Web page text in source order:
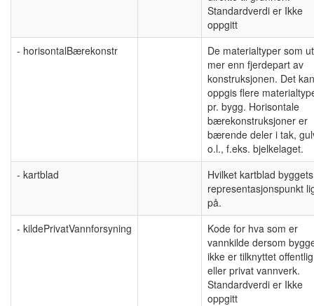
Standardverdi er Ikke
oppgitt
- horisontalBærekonstr
De materialtyper som
mer enn fjerdepart av
konstruksjonen. Det kan
oppgis flere
pr. bygg. Horisontale
bærekonstruksjoner er
bærende deler i tak,
o.l., f.eks. bjelkelaget.
- kartblad
Hvilket kartblad byggets
representasjonspunkt
på.
- kildePrivatVannforsyning
Kode for hva som er
vannkilde dersom
ikke er tilknyttet offentlig
eller privat vannverk.
Standardverdi er Ikke
oppgitt